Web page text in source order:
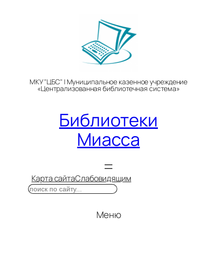
МКУ "ЦБС" | Муниципальное казенное учреждение
«Централизованная библиотечная система»
Библиотеки
Миасса
Карта сайтаСлабовидящим
Поиск
Меню